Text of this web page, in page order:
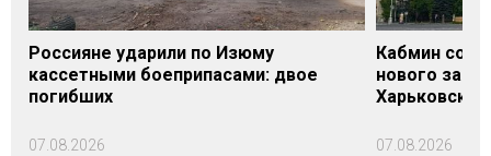
Россияне ударили по Изюму
кассетными боеприпасами: двое
погибших
07.08.2026
Кабмин
нового
07.08.2026